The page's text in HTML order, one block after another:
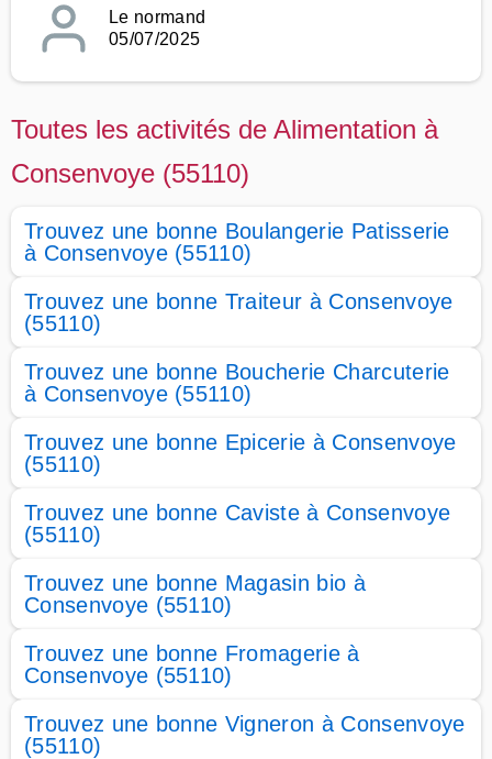
Le normand
05/07/2025
Toutes les activités de Alimentation à
Consenvoye (55110)
Trouvez une bonne Boulangerie Patisserie
à Consenvoye (55110)
Trouvez une bonne Traiteur à Consenvoye
(55110)
Trouvez une bonne Boucherie Charcuterie
à Consenvoye (55110)
Trouvez une bonne Epicerie à Consenvoye
(55110)
Trouvez une bonne Caviste à Consenvoye
(55110)
Trouvez une bonne Magasin bio à
Consenvoye (55110)
Trouvez une bonne Fromagerie à
Consenvoye (55110)
Trouvez une bonne Vigneron à Consenvoye
(55110)